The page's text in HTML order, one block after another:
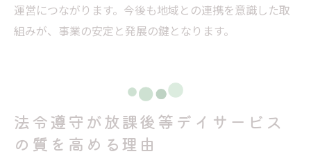
運営につながります。今後も地域との連携を意識した取
組みが、事業の安定と発展の鍵となります。
法令遵守が放課後等デイサービス
の質を高める理由